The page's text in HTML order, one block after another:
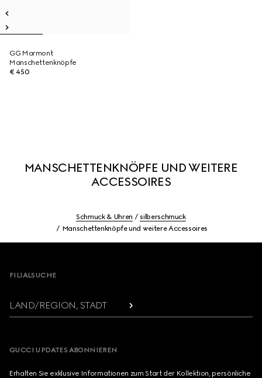
GG Marmont
Manschettenknöpfe
€ 450
MANSCHETTENKNÖPFE UND WEITERE
ACCESSOIRES
Schmuck & Uhren
silberschmuck
Manschettenknöpfe und weitere Accessoires
FILIALSUCHE
LAND/REGION, STADT
GUCCI UPDATES ABONNIEREN
Erhalten Sie exklusive Informationen zum Start der Kollektion, persönliche